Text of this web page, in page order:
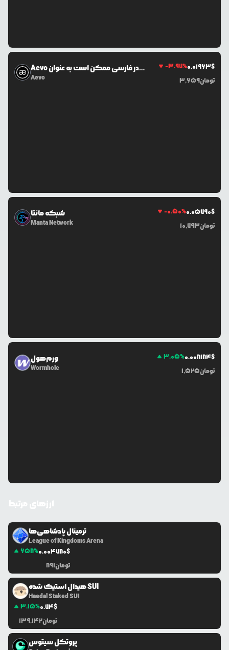
Aevo در فارسی ممکن است به عنوان
Aevo
-3.97%0.01963$
3,659تومان
شبکه مانتا
Manta Network
-0.50%0.05790$
10,793تومان
ورم‌هول
Wormhole
3.05%0.008184$
1,525تومان
ترمینال پادشاهی‌ها
League of Kingdoms Arena
658%0.004780$
891تومان
هیدال استیک شده SUI
Haedal Staked SUI
3.15%0.74$
139,142تومان
پروتکل سیتوس